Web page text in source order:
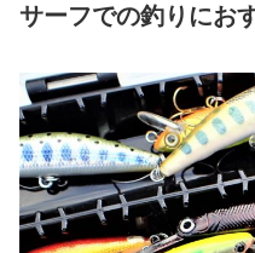
サーフでの釣りにお